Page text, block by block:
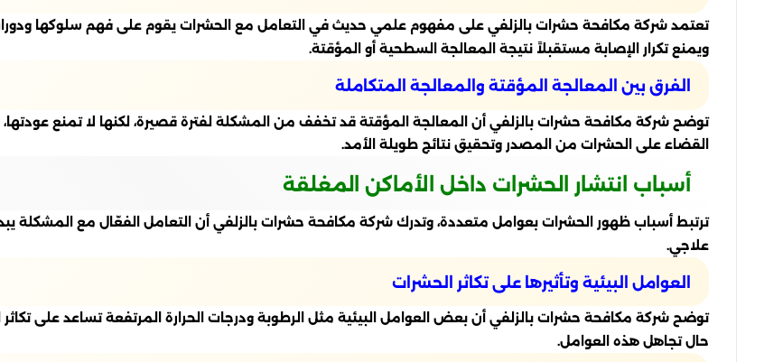
تعتمد شركة مكافحة حشرات بالزلفي على مفهوم علمي حديث في التعامل مع الحشرات يقوم على فهم سلوكها ودورات
ويمنع تكرار الإصابة مستقبلاً نتيجة المعالجة السطحية أو المؤقتة.
الفرق بين المعالجة المؤقتة والمعالجة المتكاملة
توضح شركة مكافحة حشرات بالزلفي أن المعالجة المؤقتة قد تخفف من المشكلة لفترة قصيرة، لكنها لا تمنع
القضاء على الحشرات من المصدر وتحقيق نتائج طويلة الأمد.
أسباب انتشار الحشرات داخل الأماكن المغلقة
ترتبط أسباب ظهور الحشرات بعوامل متعددة، وتدرك شركة مكافحة حشرات بالزلفي أن التعامل الفعّال مع المشكلة
علاجي.
العوامل البيئية وتأثيرها على تكاثر الحشرات
توضح شركة مكافحة حشرات بالزلفي أن بعض العوامل البيئية مثل الرطوبة ودرجات الحرارة المرتفعة تساعد على
حال تجاهل هذه العوامل.